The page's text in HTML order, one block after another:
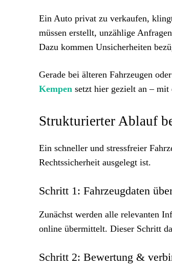
Ein Auto privat zu verkaufen,
müssen erstellt, unzählige
Dazu kommen Unsicherheiten
Gerade bei älteren Fahrzeugen
Kempen setzt hier gezielt an – mit
Strukturierter Ablauf
Ein schneller und stressfreier
Rechtssicherheit ausgelegt ist.
Schritt 1: Fahrzeugdaten
Zunächst werden alle relevanten
online übermittelt. Dieser Schritt
Schritt 2: Bewertung &